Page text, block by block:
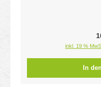
inkl. 19 %
In